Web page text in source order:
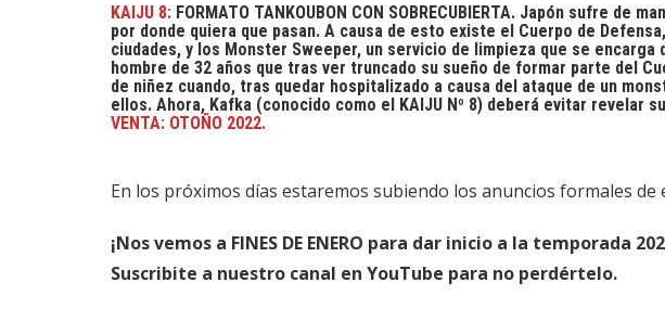
KAIJU 8: FORMATO TANKOUBON CON SOBRECUBIERTA. Japón sufre
por donde quiera que pasan. A causa de esto existe el Cuerpo de
ciudades, y los Monster Sweeper, un servicio de limpieza que se
hombre de 32 años que tras ver truncado su sueño de formar parte del
de niñez cuando, tras quedar hospitalizado a causa del ataque de un
ellos. Ahora, Kafka (conocido como el KAIJU Nº 8) deberá evitar revelar
VENTA: OTOÑO 2022.
En los próximos días estaremos subiendo los anuncios formales
¡Nos vemos a FINES DE ENERO para dar inicio a la temporada
Suscribite a nuestro canal en YouTube para no perdértelo.